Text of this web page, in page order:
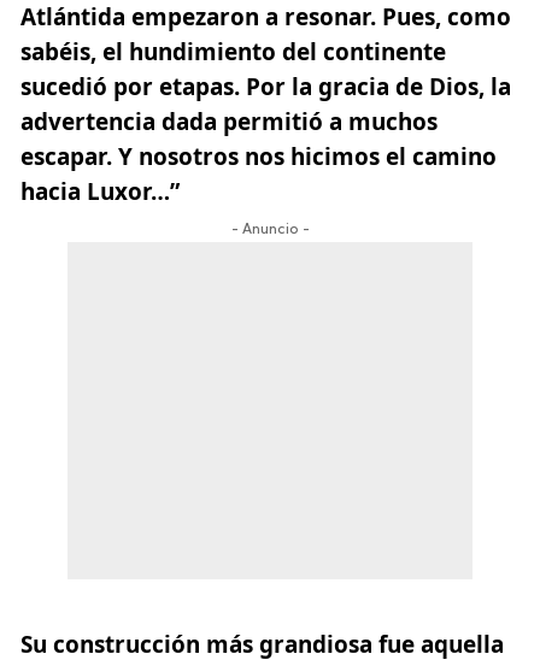
Atlántida empezaron a resonar. Pues, como
sabéis, el hundimiento del continente
sucedió por etapas. Por la gracia de Dios, la
advertencia dada permitió a muchos
escapar. Y nosotros nos hicimos el camino
hacia Luxor…”
- Anuncio -
Su construcción más grandiosa fue aquella